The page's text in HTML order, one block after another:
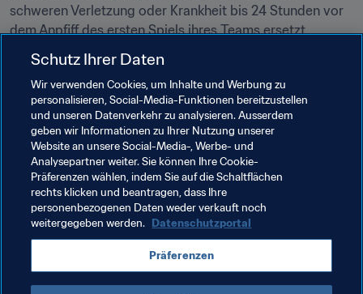
schweren Verletzung oder Krankheit bis 24 Stunden vor
dem Anpfiff des ersten Spiels ihres Teams ersetzt
werden.
Verwandte Themen
Organisation von Turnieren Organisation
FIFA Fussball-Weltmeisterschaft 2026™ USA
Concacaf Mexico Canada
Schutz Ihrer Daten
Wir verwenden Cookies, um Inhalte und Werbung zu
personalisieren, Social-Media-Funktionen bereitzustellen
und unseren Datenverkehr zu analysieren. Ausserdem
geben wir Informationen zu Ihrer Nutzung unserer
Website an unsere Social-Media-, Werbe- und
Analysepartner weiter. Sie können Ihre Cookie-
Präferenzen wählen, indem Sie auf die Schaltflächen
rechts klicken und beantragen, dass Ihre
personenbezogenen Daten weder verkauft noch
weitergegeben werden. Datenschutzportal
Präferenzen